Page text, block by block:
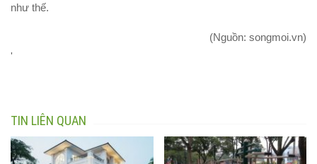
như thế.
(Nguồn: songmoi.vn)
'
TIN LIÊN QUAN